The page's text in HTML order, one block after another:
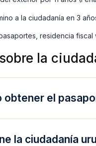
a la ciudadanía en 3
residencia
la
el
la ciudadanía